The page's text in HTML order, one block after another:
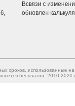
Всвязи с
обновлен
сроков, использованные
бесплатно. 2010-2020